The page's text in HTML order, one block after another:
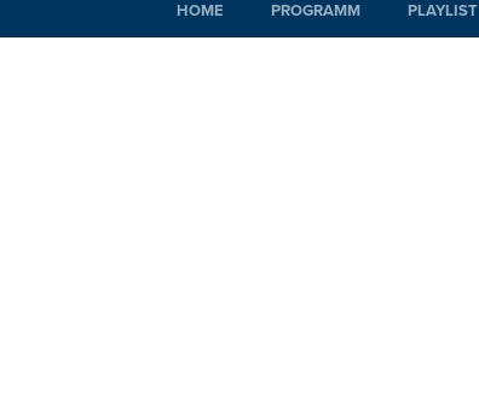
HOME PROGRAMM PLAYLIST